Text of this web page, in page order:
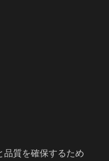
品質を確保するため